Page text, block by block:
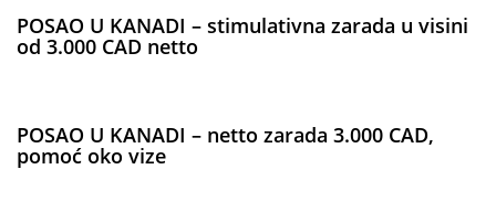
POSAO U KANADI – stimulativna zarada u visini
od 3.000 CAD netto
POSAO U KANADI – netto zarada 3.000 CAD,
pomoć oko vize